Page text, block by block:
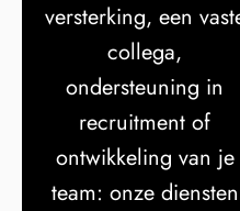
versterking, een
collega,
ondersteuning in
recruitment of
ontwikkeling van je
team: onze diensten